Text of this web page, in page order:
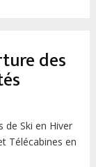
des
de Ski en Hiver
Télécabines en